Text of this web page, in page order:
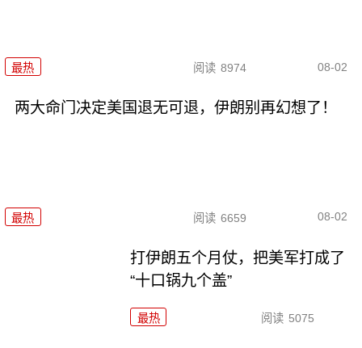
最热 阅读 8974 08-02
两大命门决定美国退无可退，伊朗别再幻想了！
最热 阅读 6659 08-02
打伊朗五个月仗，把美军打成了
“十口锅九个盖”
最热 阅读 5075